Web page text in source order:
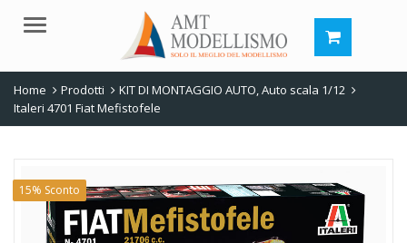
Menu
Home Prodotti KIT DI MONTAGGIO AUTO,Auto scala 1/12
Italeri 4701 Fiat Mefistofele
15% Sconto